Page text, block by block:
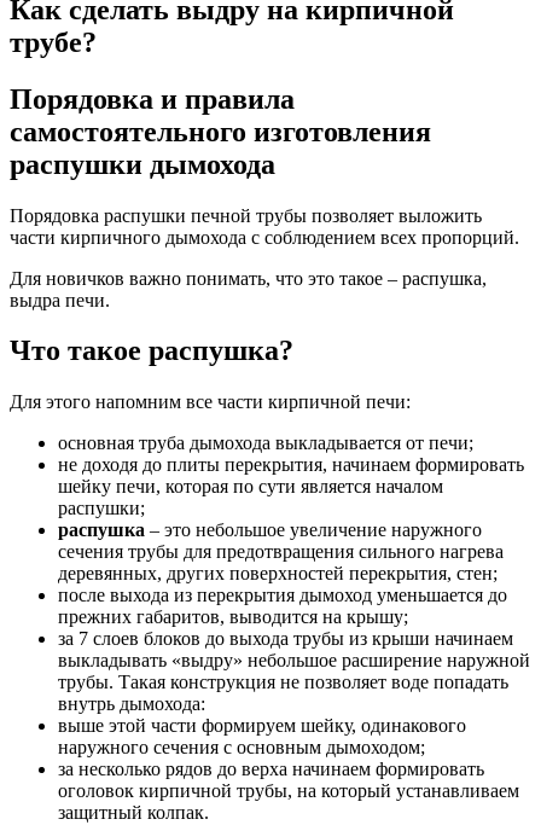
Как сделать выдру на кирпичной
трубе?
Порядовка и правила
самостоятельного изготовления
распушки дымохода
Порядовка распушки печной трубы позволяет выложить
части кирпичного дымохода с соблюдением всех пропорций.
Для новичков важно понимать, что это такое – распушка,
выдра печи.
Что такое распушка?
Для этого напомним все части кирпичной печи:
основная труба дымохода выкладывается от печи;
не доходя до плиты перекрытия, начинаем формировать
шейку печи, которая по сути является началом
распушки;
распушка – это небольшое увеличение наружного
сечения трубы для предотвращения сильного нагрева
деревянных, других поверхностей перекрытия, стен;
после выхода из перекрытия дымоход уменьшается до
прежних габаритов, выводится на крышу;
за 7 слоев блоков до выхода трубы из крыши начинаем
выкладывать «выдру» небольшое расширение наружной
трубы. Такая конструкция не позволяет воде попадать
внутрь дымохода:
выше этой части формируем шейку, одинакового
наружного сечения с основным дымоходом;
за несколько рядов до верха начинаем формировать
оголовок кирпичной трубы, на который устанавливаем
защитный колпак.